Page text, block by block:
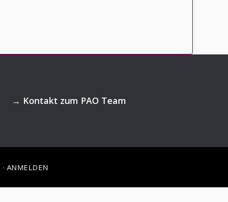
→ Kontakt zum PAO Team
· ANMELDEN